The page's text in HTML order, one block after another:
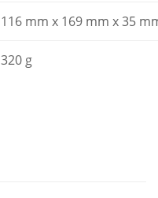
116 mm x 169 mm x 35
320 g